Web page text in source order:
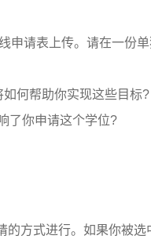
请表上传。请在一份单
何帮助你实现这些目标?​
了你申请这个学位?​
方式进行。如果你被